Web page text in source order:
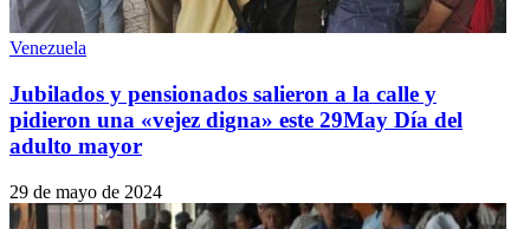
Venezuela
Jubilados y pensionados salieron a la calle y
pidieron una «vejez digna» este 29May Día del
adulto mayor
29 de mayo de 2024